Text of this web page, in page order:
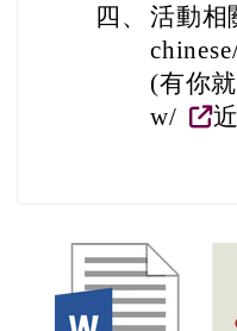
四、 活動相
(有你
w/